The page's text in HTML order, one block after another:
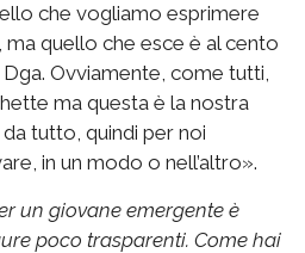
che vogliamo esprimere
quello che esce è al cento
Ovviamente, come tutti,
ma questa è la nostra
tutto, quindi per noi
in un modo o nell’altro».
un giovane emergente è
poco trasparenti. Come hai